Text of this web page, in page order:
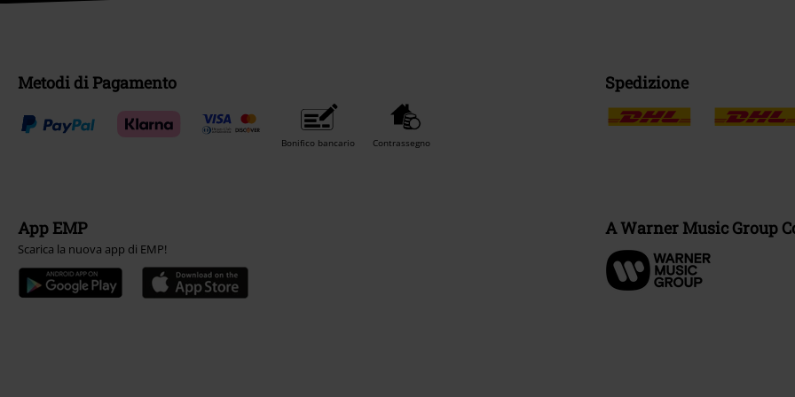
Metodi di Pagamento
Bonifico bancario Contrassegno
Spedizione
App EMP
Scarica la nuova app di EMP!
A Warner Music Group